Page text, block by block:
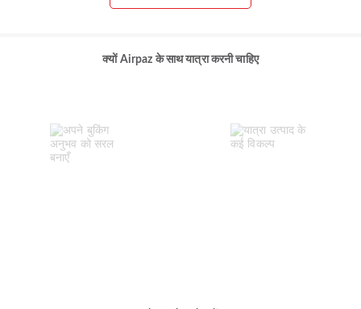
क्यों Airpaz के साथ यात्रा करनी चाहिए